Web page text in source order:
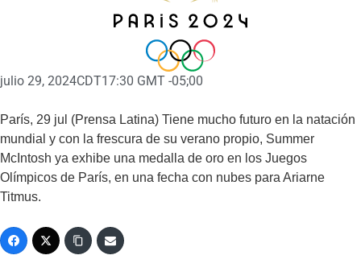
julio 29, 2024CDT17:30 GMT -05;00
París, 29 jul (Prensa Latina) Tiene mucho futuro en la natación
mundial y con la frescura de su verano propio, Summer
McIntosh ya exhibe una medalla de oro en los Juegos
Olímpicos de París, en una fecha con nubes para Ariarne
Titmus.